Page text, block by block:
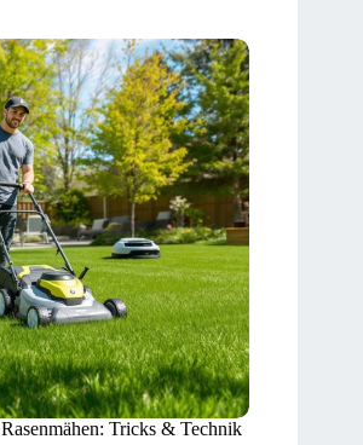
Tricks & Technik